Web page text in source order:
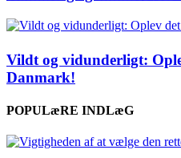
Vildt og vidunderligt:
Danmark!
POPULæRE INDLæG